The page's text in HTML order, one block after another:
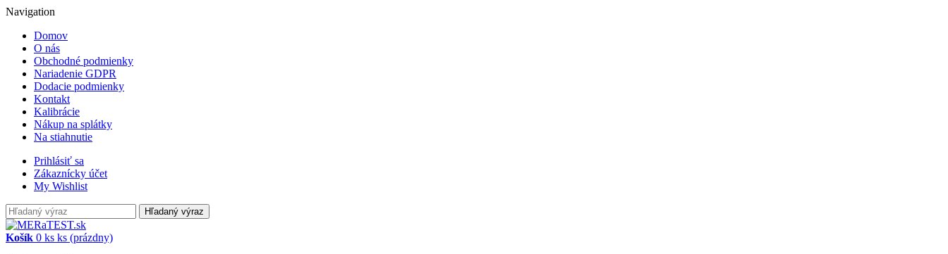
Navigation
Domov
O nás
Obchodné podmienky
Nariadenie GDPR
Dodacie podmienky
Kontakt
Kalibrácie
Nákup na splátky
Na stiahnutie
Prihlásiť sa
Zákaznícky účet
My Wishlist
Hľadaný výraz
Košík 0 ks ks (prázdny)